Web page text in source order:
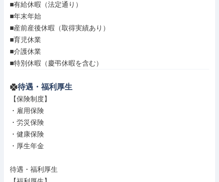
■有給休暇（法定通り）
■年末年始
■産前産後休暇（取得実績あり）
■育児休業
■介護休業
■特別休暇（慶弔休暇を含む）
待遇・福利厚生
【保険制度】
・雇用保険
・労災保険
・健康保険
・厚生年金
待遇・福利厚生